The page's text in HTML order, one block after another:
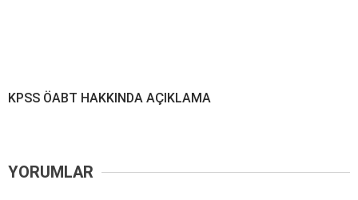
KPSS ÖABT HAKKINDA AÇIKLAMA
YORUMLAR